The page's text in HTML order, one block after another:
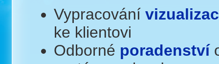
Vypracování
ke klientovi
Odborné poradenství